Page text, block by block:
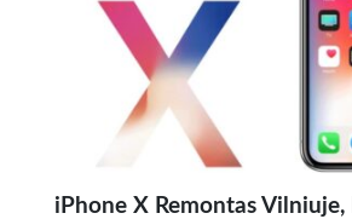
iPhone X Remontas Vilniuje,